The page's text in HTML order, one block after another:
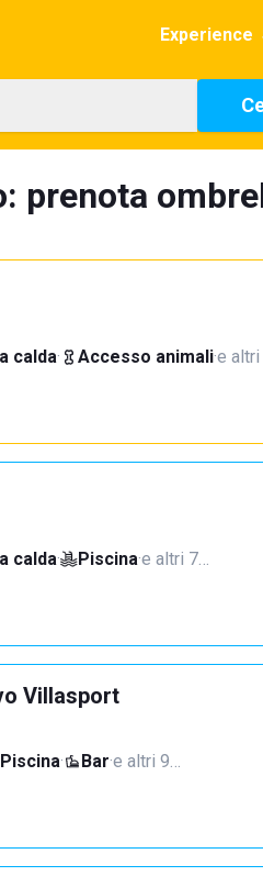
Experience
prenota
calda· Accesso animali·e
calda· Piscina·e altri 7…
Villasport
Piscina· Bar·e altri 9…